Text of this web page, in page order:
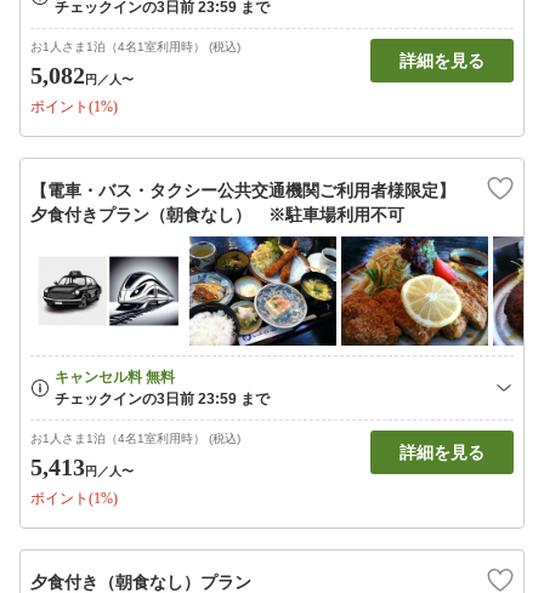
お1人さま1泊（4名1室利用時） (税込)
5,082円 ／人〜
ポイント(1%)
詳細を見る
【電車・バス・タクシー公共交通機関ご利用者様限定】
夕食付きプラン（朝食なし） ※駐車場利用不可
お1人さま1泊（4名1室利用時） (税込)
5,413円 ／人〜
ポイント(1%)
詳細を見る
夕食付き（朝食なし）プラン